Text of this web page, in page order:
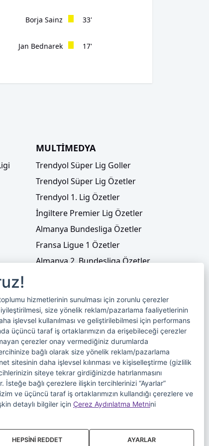
33'
Borja Sainz
17'
Jan Bednarek
MULTİMEDYA
Trendyol Süper Lig Goller
Trendyol Süper Lig Özetler
Trendyol 1. Lig Özetler
İngiltere Premier Lig Özetler
Almanya Bundesliga Özetler
Fransa Ligue 1 Özetler
Almanya 2. Bundesliga Özetler
Video Liste
Foto Galeriler
Veri Sahibi Başvuru Formu
hizmetlerinin sunulması için zorunlu çerezler
size yönelik reklam/pazarlama faaliyetlerinin
işlevsel kullanılması ve geliştirilebilmesi için performans
üçüncü taraf iş ortaklarımızın da erişebileceği çerezler
çerezler onay vermediğiniz durumlarda
bağlı olarak size yönelik reklam/pazarlama
sitesinin daha işlevsel kılınması ve kişiselleştirme (gizlilik
siteye tekrar girdiğinizde hatırlanmasını
İsteğe bağlı çerezlere ilişkin tercihlerinizi “Ayarlar”
ve üçüncü taraf iş ortaklarımızın kullandığı çerezlere ve
detaylı bilgiler için Çerez Aydınlatma Metnini
HEPSİNİ REDDET AYARLAR